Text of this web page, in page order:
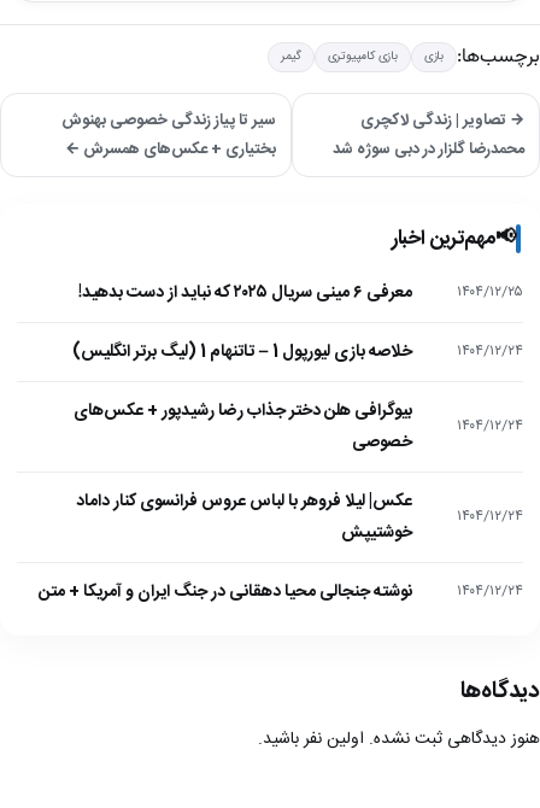
برچسب‌ها: بازی بازی کامپیوتری گیمر
→ تصاویر | زندگی لاکچری
محمدرضا گلزار در دبی سوژه شد
سیر تا پیاز زندگی خصوصی بهنوش
بختیاری + عکس‌های همسرش ←
📢مهم‌ترین اخبار
۱۴۰۴/۱۲/۲۵ معرفی ۶ مینی سریال ۲۰۲۵ که نباید از دست بدهید!
۱۴۰۴/۱۲/۲۴ خلاصه بازی لیورپول 1 – تاتنهام 1 (لیگ برتر انگلیس)
۱۴۰۴/۱۲/۲۴
بیوگرافی هلن دختر جذاب رضا رشیدپور + عکس‌های
خصوصی
۱۴۰۴/۱۲/۲۴
عکس| لیلا فروهر با لباس عروس فرانسوی کنار داماد
خوشتیپش
۱۴۰۴/۱۲/۲۴ نوشته جنجالی محیا دهقانی در جنگ ایران و آمریکا + متن
دیدگاه‌ها
هنوز دیدگاهی ثبت نشده. اولین نفر باشید.